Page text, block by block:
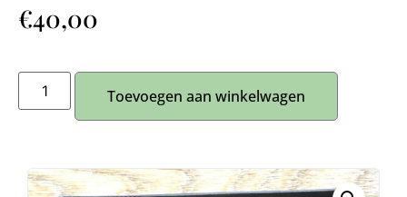
€40,00
Toevoegen aan winkelwagen